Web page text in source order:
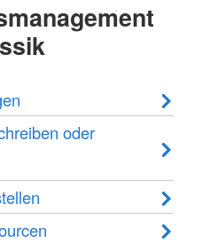
oder